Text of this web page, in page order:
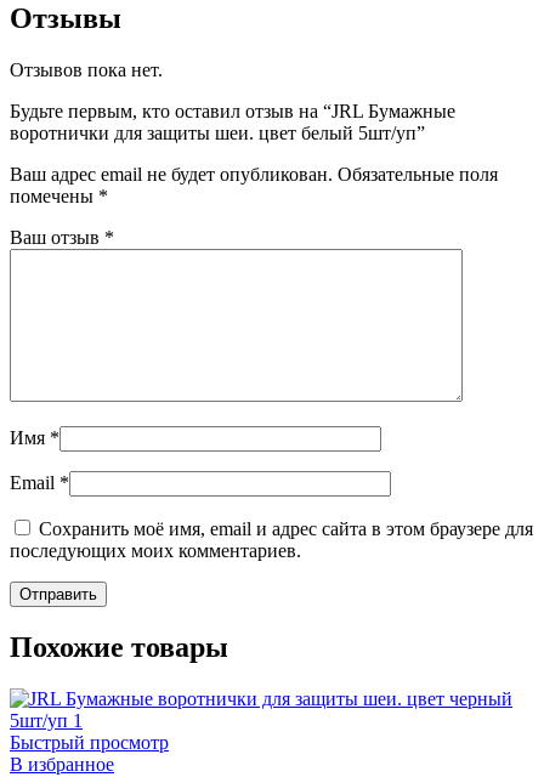
Отзывы
Отзывов пока нет.
Будьте первым, кто оставил отзыв на “JRL Бумажные
воротнички для защиты шеи. цвет белый 5шт/уп”
Ваш адрес email не будет опубликован. Обязательные поля
помечены *
Ваш отзыв *
Имя *
Email *
Сохранить моё имя, email и адрес сайта в этом браузере для
последующих моих комментариев.
Похожие товары
Быстрый просмотр
В избранное